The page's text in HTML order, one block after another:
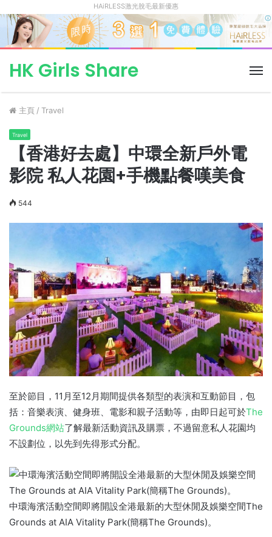
HAiRLESS激光脫毛最新優惠
菜
HK Girls Share
主頁 / Travel
Travel
【香港好去處】中環全新戶外電
影院 私人花園+手機點餐嘆美食
544
至於節目，11月至12月期間提供各類型的表演和互動節目，包
括：音樂表演、健身班、電影和親子活動等，由即日起可於The
Grounds網站了解最新活動資訊及購票，不過留意私人花園均
不設劃位，以先到先得形式分配。
中環海濱活動空間即將開設全港最新的大型休閒及娛樂空間The
Grounds at AIA Vitality Park(簡稱The Grounds)。